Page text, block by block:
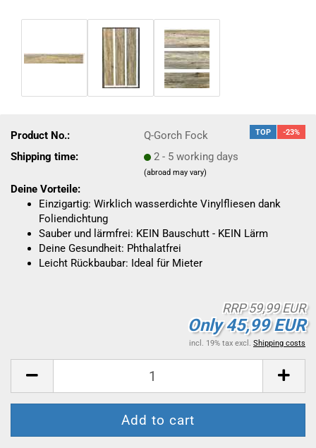
TOP -23%
Product No.:
Q-Gorch Fock
Shipping time:
2 - 5 working days
(abroad may vary)
Deine Vorteile:
Einzigartig: Wirklich wasserdichte Vinylfliesen dank
Foliendichtung
Sauber und lärmfrei: KEIN Bauschutt - KEIN Lärm
Deine Gesundheit: Phthalatfrei
Leicht Rückbaubar: Ideal für Mieter
RRP 59,99 EUR
Only 45,99 EUR
incl. 19% tax excl. Shipping costs